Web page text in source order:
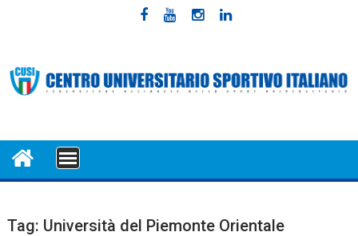
MENU
Tag: Università del Piemonte Orientale